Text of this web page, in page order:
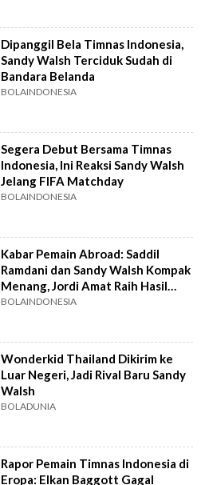
Dipanggil Bela Timnas Indonesia,
Sandy Walsh Terciduk Sudah di
Bandara Belanda
BOLAINDONESIA
Segera Debut Bersama Timnas
Indonesia, Ini Reaksi Sandy Walsh
Jelang FIFA Matchday
BOLAINDONESIA
Kabar Pemain Abroad: Saddil
Ramdani dan Sandy Walsh Kompak
Menang, Jordi Amat Raih Hasil
Imbang
BOLAINDONESIA
Wonderkid Thailand Dikirim ke
Luar Negeri, Jadi Rival Baru Sandy
Walsh
BOLADUNIA
Rapor Pemain Timnas Indonesia di
Eropa: Elkan Baggott Gagal